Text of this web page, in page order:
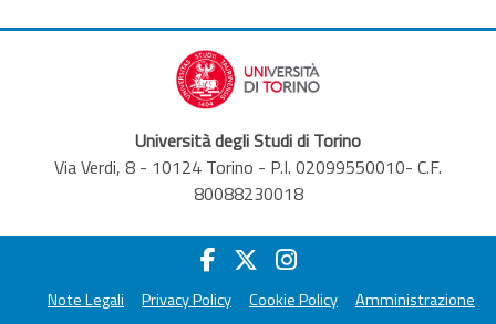
Università degli Studi di Torino
Via Verdi, 8 - 10124 Torino - P.I. 02099550010- C.F.
80088230018
Note Legali Privacy Policy Cookie Policy
Amministrazione